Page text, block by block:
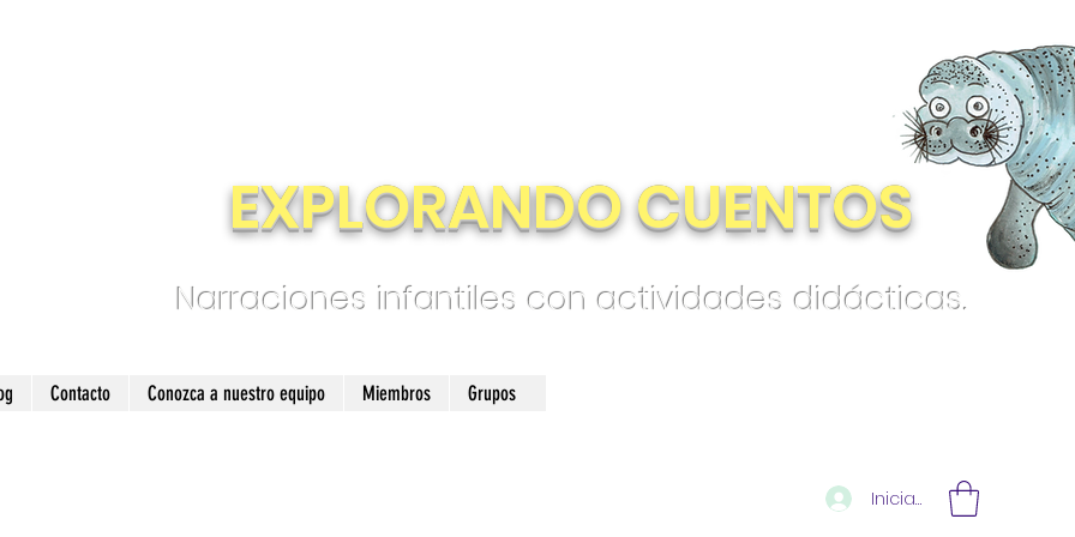
EXPLORANDO CUENTOS
Narraciones infantiles con actividades didácticas.
Iniciar sesión
Contacto Conozca a nuestro equipo Miembros Grupos